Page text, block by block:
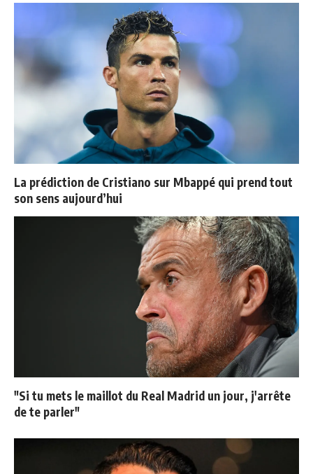
La prédiction de Cristiano sur Mbappé qui prend tout
son sens aujourd’hui
"Si tu mets le maillot du Real Madrid un jour, j'arrête
de te parler"